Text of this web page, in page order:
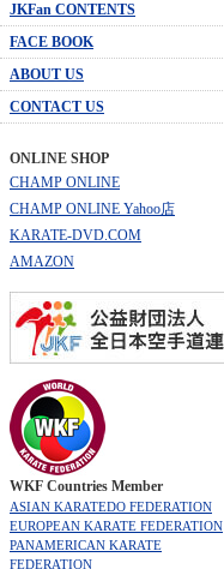
JKFan CONTENTS
FACE BOOK
ABOUT US
CONTACT US
ONLINE SHOP
CHAMP ONLINE
CHAMP ONLINE Yahoo店
KARATE-DVD.COM
AMAZON
WKF Countries Member
ASIAN KARATEDO FEDERATION
EUROPEAN KARATE FEDERATION
PANAMERICAN KARATE
FEDERATION